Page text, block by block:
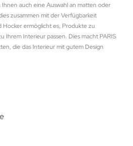
auch eine Auswahl an matten oder
zusammen mit der Verfügbarkeit
Hocker ermöglicht es, Produkte zu
Ihrem Interieur passen. Dies macht PARIS
die das Interieur mit gutem Design